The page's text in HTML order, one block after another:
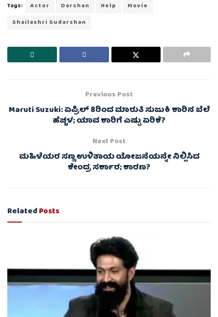
Tags: Actor Darshan Help
Movie
Shailashri Sudarshan
Previous Post
Maruti Suzuki: ಏಪ್ರಿಲ್ 8ರಿಂದ ಮಾರುತಿ ಸುಜುಕಿ ಕಾರಿನ ಬೆಲೆ
ಹೆಚ್ಚಳ; ಯಾವ ಕಾರಿಗೆ ಎಷ್ಟು ಏರಿಕೆ?
Next Post
ಮಹಿಳೆಯರ ಸಣ್ಣ ಉಳಿತಾಯ ಯೋಜನೆಯನ್ನೇ ನಿಲ್ಲಿಸಿದ
ಕೇಂದ್ರ ಸರ್ಕಾರ; ಕಾರಣ?
RelatedPosts